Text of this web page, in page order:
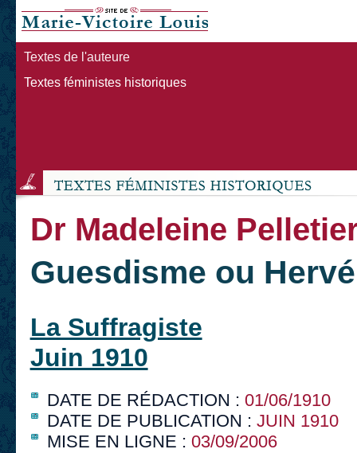
Textes de l'auteure
Textes féministes historiques
Dr Madeleine
Guesdisme ou
La Suffragiste
Juin 1910
DATE DE RÉDACTION : 01/06/1910
DATE DE PUBLICATION : JUIN 1910
MISE EN LIGNE : 03/09/2006